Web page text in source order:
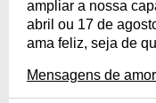
ampliar a nossa
abril ou 17 de
ama feliz, seja de
Mensagens de